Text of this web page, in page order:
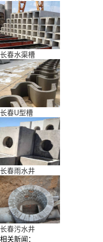
长春水渠槽
长春U型槽
长春雨水井
长春污水井
相关新闻：